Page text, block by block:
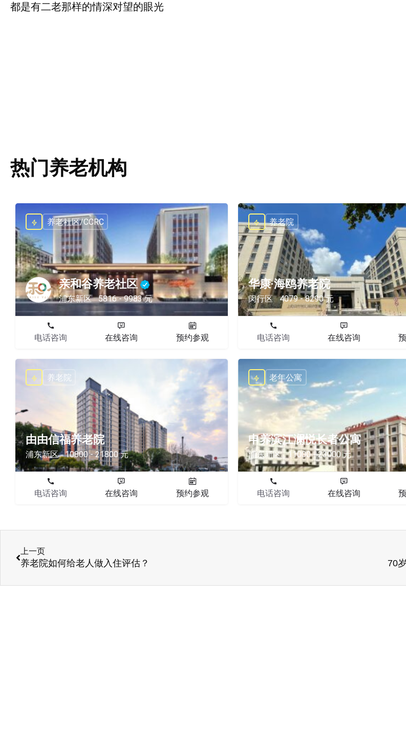
都是有二老那样的情深对望的眼光
热门养老机构
亲和谷养老社区
浦东新区 5816 - 9983 元
养老社区/CCRC
电话咨询 在线咨询 预约参观
华康·海鸥养老院
闵行区 4079 - 8290 元
养老院
电话咨询 在线咨询
由由信福养老院
浦东新区 10800 - 21800 元
养老院
电话咨询 在线咨询 预约参观
申养滨江澜悦长者公寓
浦东新区 11000 - 23000 元
老年公寓
电话咨询 在线咨询
上一页
养老院如何给老人做入住评估？ 70